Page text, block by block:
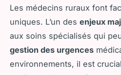
Les médecins ruraux font
uniques. L’un des enjeux
aux soins spécialisés qui
gestion des urgences
environnements, il est